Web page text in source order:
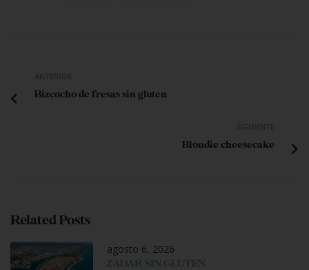
ANTERIOR
Bizcocho de fresas sin gluten
SIGUIENTE
Blondie cheesecake
Related Posts
agosto 6, 2026
ZADAR SIN GLUTEN